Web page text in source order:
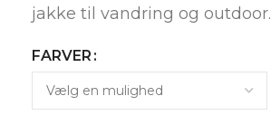
jakke til vandring og outdoor.
FARVER